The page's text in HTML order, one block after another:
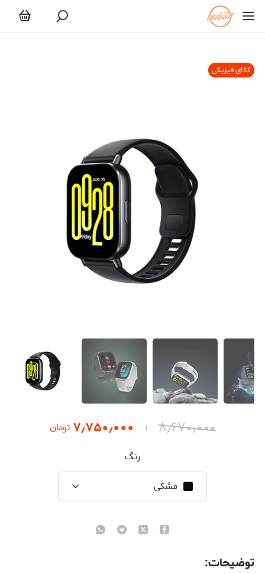
کالای فیزیکی
۸٫۶۷۰٫۰۰۰ ۷٫۷۵۰٫۰۰۰ تومان
رنگ
مشکی
توضیحات: